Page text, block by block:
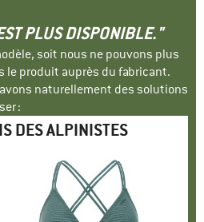
PLUS DISPONIBLE."
soit nous ne pouvons plus
le produit auprès du fabricant.
naturellement des solutions
:
DES ALPINISTES